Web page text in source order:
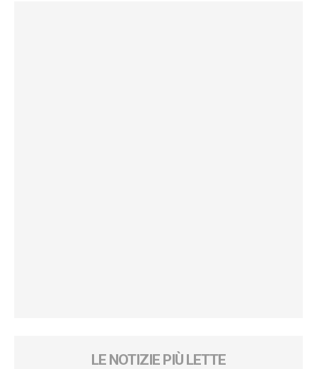
LE NOTIZIE PIÙ LETTE